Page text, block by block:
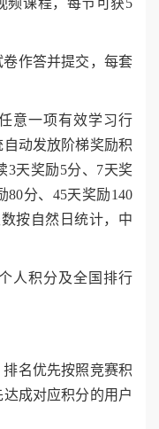
频课程，每节可获5
作答并提交，每套
意一项有效学习行
动发放阶梯奖励积
3天奖励5分、7天奖
80分、45天奖励140
按自然日统计，中
人积分及全国排行
名优先按照竞赛积
成对应积分的用户